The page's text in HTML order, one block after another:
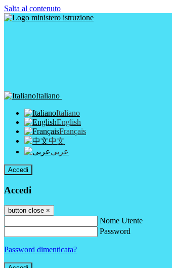
Salta al contenuto
Italiano
Italiano
English
Français
中文
عربى
Accedi
Accedi
button close ×
Nome Utente
Password
Password dimenticata?